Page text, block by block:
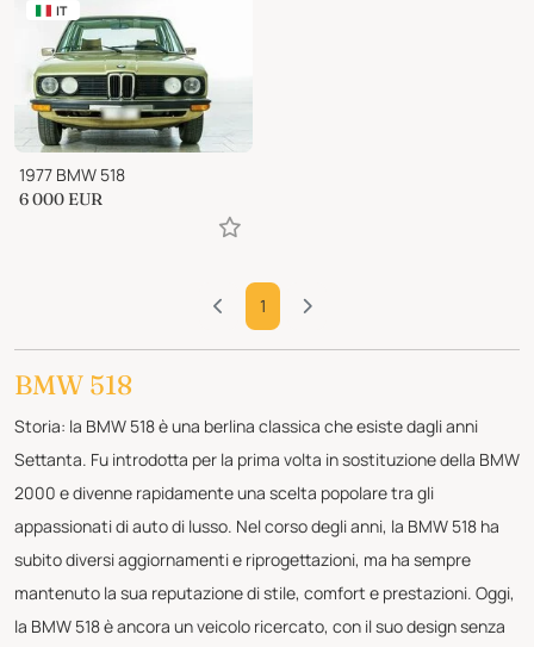
IT
1977 BMW 518
6 000 EUR
1
BMW 518
Storia: la BMW 518 è una berlina classica che esiste dagli anni
Settanta. Fu introdotta per la prima volta in sostituzione della BMW
2000 e divenne rapidamente una scelta popolare tra gli
appassionati di auto di lusso. Nel corso degli anni, la BMW 518 ha
subito diversi aggiornamenti e riprogettazioni, ma ha sempre
mantenuto la sua reputazione di stile, comfort e prestazioni. Oggi,
la BMW 518 è ancora un veicolo ricercato, con il suo design senza